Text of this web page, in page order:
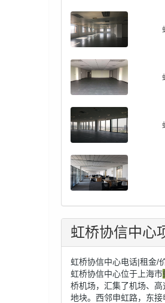
虹桥协信中心
虹桥协信中心电话|租金/
虹桥协信中心位于上海市
桥机场，汇集了机场、
地块。西邻申虹路，东接